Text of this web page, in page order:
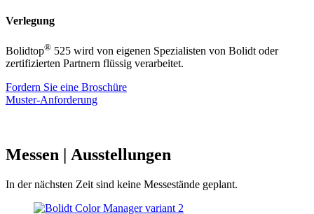
Verlegung
Bolidtop® 525 wird von eigenen Spezialisten von Bolidt oder
zertifizierten Partnern flüssig verarbeitet.
Fordern Sie eine Broschüre
Muster-Anforderung
Messen | Ausstellungen
In der nächsten Zeit sind keine Messestände geplant.